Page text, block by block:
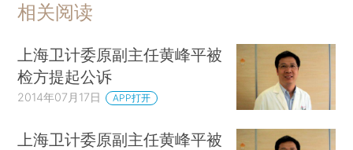
相关阅读
上海卫计委原副主任黄峰平被
检方提起公诉
2014年07月17日 APP打开
上海卫计委原副主任黄峰平被